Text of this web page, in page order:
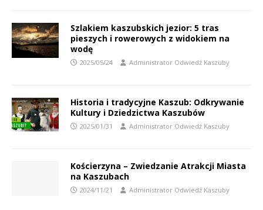
Szlakiem kaszubskich jezior: 5 tras
pieszych i rowerowych z widokiem na
wodę
2025/05/24 Administrator Odwiedź Kaszuby
Historia i tradycyjne Kaszub: Odkrywanie
Kultury i Dziedzictwa Kaszubów
2025/01/31 Administrator Odwiedź Kaszuby
Kościerzyna – Zwiedzanie Atrakcji Miasta
na Kaszubach
2024/11/21 Administrator Odwiedź Kaszuby